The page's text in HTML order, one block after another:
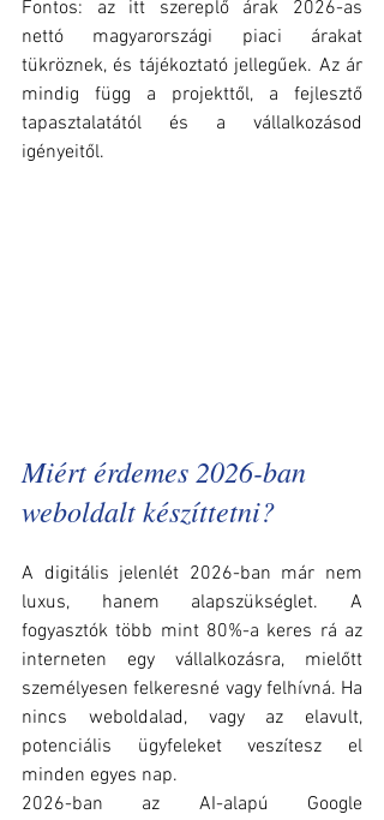
Fontos: az itt szereplő árak 2026-as
nettó magyarországi piaci árakat
tükröznek, és tájékoztató jellegűek. Az ár
mindig függ a projekttől, a fejlesztő
tapasztalatától és a vállalkozásod
igényeitől.
Miért érdemes 2026-ban
weboldalt készíttetni?
A digitális jelenlét 2026-ban már nem
luxus, hanem alapszükséglet. A
fogyasztók több mint 80%-a keres rá az
interneten egy vállalkozásra, mielőtt
személyesen felkeresné vagy felhívná. Ha
nincs weboldalad, vagy az elavult,
potenciális ügyfeleket veszítesz el
minden egyes nap.
2026-ban az AI-alapú Google